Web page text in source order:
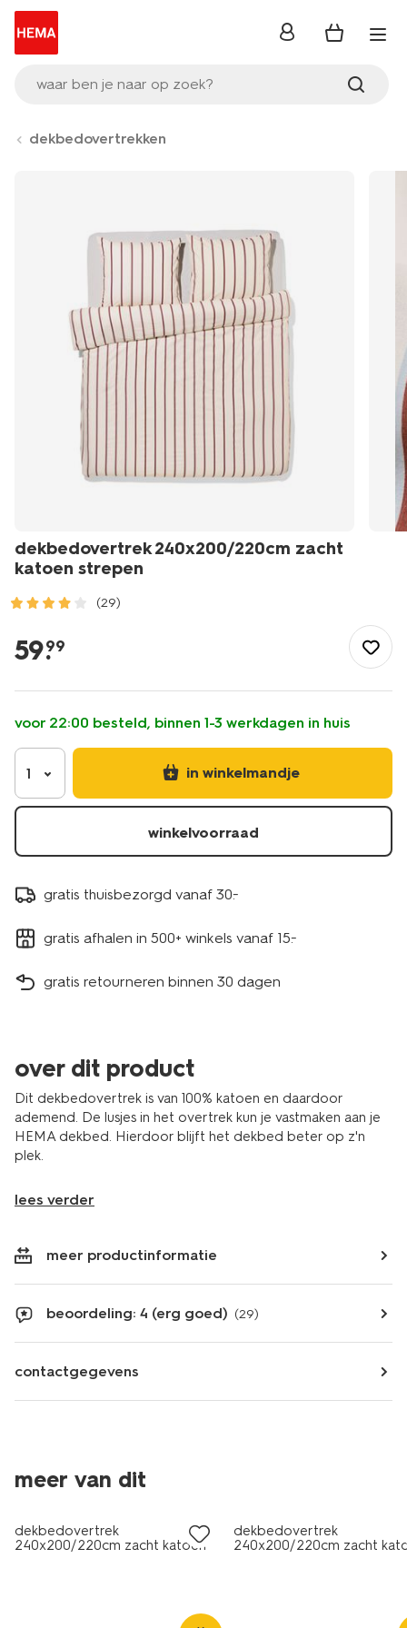
waar ben je naar op zoek?
inloggen
dekbedovertrekken
dekbedovertrek 240x200/220cm zacht
katoen strepen
(29)
slapen/slapen/dekbedovertrek/dekbedovertrek-
240x200%2F220cm-
katoen-
strepen-
5700230.html
59.
99
voor 22:00 besteld, binnen 1-3 werkdagen in huis
1 in winkelmandje
winkelvoorraad
gratis thuisbezorgd vanaf 30.-
gratis afhalen in 500+ winkels vanaf 15.-
gratis retourneren binnen 30 dagen
over dit product
Dit dekbedovertrek is van 100% katoen en daardoor
ademend. De lusjes in het overtrek kun je vastmaken aan je
HEMA dekbed. Hierdoor blijft het dekbed beter op z'n
plek.
lees verder
meer productinformatie
beoordeling: 4 (erg goed) (29)
contactgegevens
meer van dit
dekbedovertrek
240x200/220cm zacht katoen
dekbedovertrek
240x200/220cm zacht